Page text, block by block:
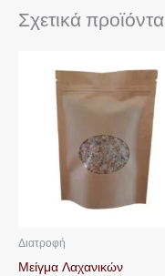
Σχετικά προϊόντα
Διατροφή
Μείγμα Λαχανικών